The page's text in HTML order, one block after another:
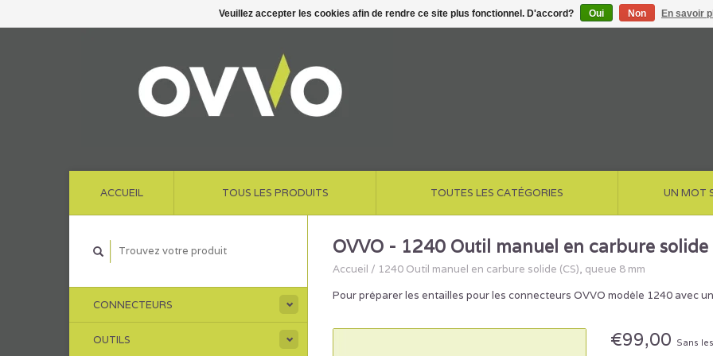
ACCUEIL TOUS LES PRODUITS TOUTES LES CATÉGORIES UN MOT
CONNECTEURS
OUTILS
OVVO - 1240 Outil manuel en carbure solide
Accueil / 1240 Outil manuel en carbure solide (CS), queue 8 mm
Pour préparer les entailles pour les connecteurs OVVO modèle 1240 avec
€99,00 Sans
Veuillez accepter les cookies afin de rendre ce site plus fonctionnel. D'accord? Oui Non En savoir